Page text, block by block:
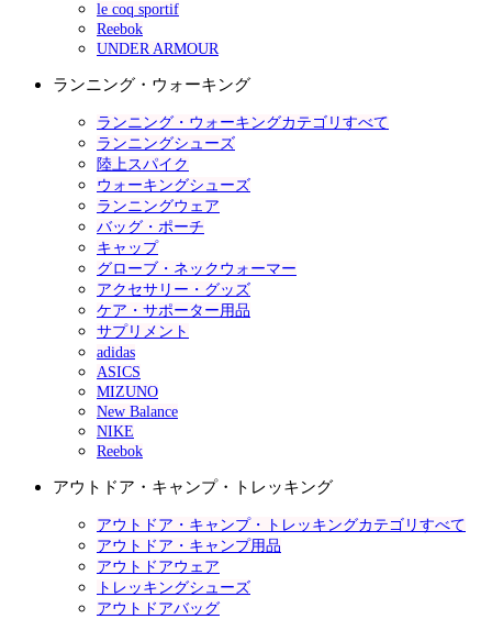
le coq sportif
Reebok
UNDER ARMOUR
ランニング・ウォーキング
ランニング・ウォーキングカテゴリすべて
ランニングシューズ
陸上スパイク
ウォーキングシューズ
ランニングウェア
バッグ・ポーチ
キャップ
グローブ・ネックウォーマー
アクセサリー・グッズ
ケア・サポーター用品
サプリメント
adidas
ASICS
MIZUNO
New Balance
NIKE
Reebok
アウトドア・キャンプ・トレッキング
アウトドア・キャンプ・トレッキングカテゴリすべて
アウトドア・キャンプ用品
アウトドアウェア
トレッキングシューズ
アウトドアバッグ